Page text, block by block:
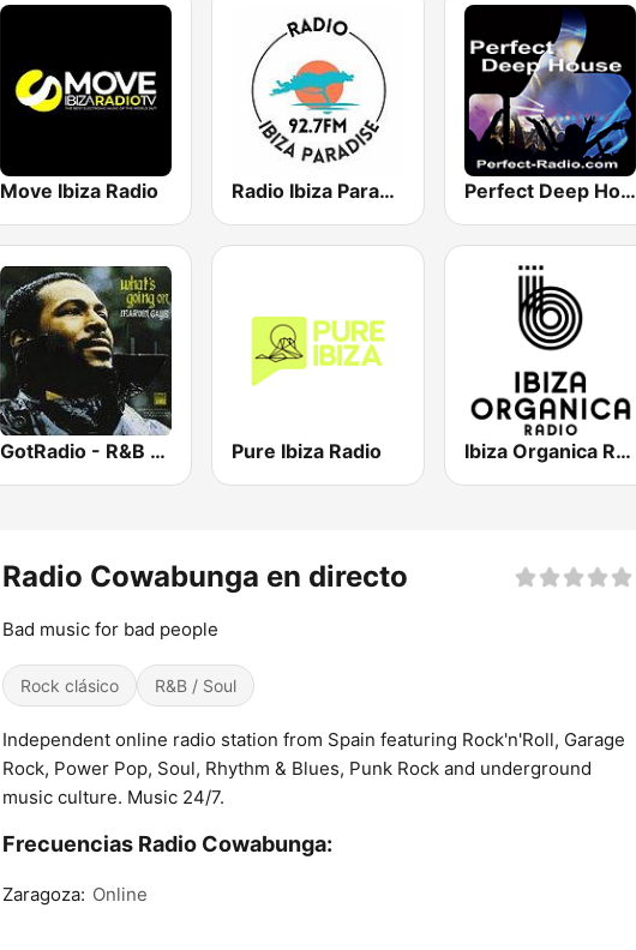
Move Ibiza Radio Radio Ibiza Paradise 92.7 FM Perfect Deep House
GotRadio - R&B Classics Pure Ibiza Radio Ibiza Organica Radio
Radio Cowabunga en directo
Bad music for bad people
Rock clásico R&B / Soul
Independent online radio station from Spain featuring Rock'n'Roll, Garage
Rock, Power Pop, Soul, Rhythm & Blues, Punk Rock and underground
music culture. Music 24/7.
Frecuencias Radio Cowabunga:
Zaragoza: Online